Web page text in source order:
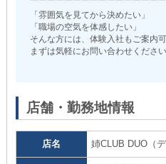
￣￣￣￣￣￣￣￣￣￣￣￣￣￣￣
「雰囲気を見てから決めたい」
「職場の空気を体感したい」
そんな方には、体験入社もご案内可
まずは気軽にお問い合わせくださ
店舗・勤務地情報
店名 姉CLUB DUO（デ